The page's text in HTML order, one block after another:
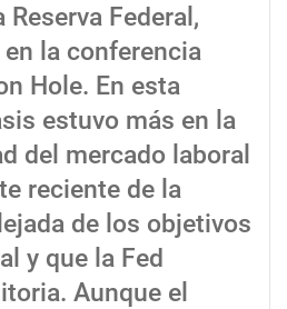
Federal,
la conferencia
Hole. En esta
estuvo más en la
del mercado laboral
reciente de la
de los objetivos
y que la Fed
Aunque el